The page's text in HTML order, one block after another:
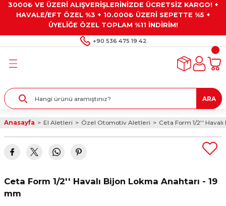
3000₺ VE ÜZERİ ALIŞVERİŞLERİNİZDE ÜCRETSİZ KARGO! +
HAVALE/EFT ÖZEL %3 + 10.000₺ ÜZERİ SEPETTE %5 +
ÜYELİĞE ÖZEL TOPLAM %11 İNDİRİM!
+90 536 475 19 42
Geri Dön
Geri Dön
Geri Dön
Gresler
Geri Dön
Alet Setleri
Geri Dön
Taşları ve
ARA
Anasayfa El Aletleri Özel Otomotiv Aletleri Ceta Form 1/2''
Ceta Form 1/2'' Havalı Bijon Lokma Anahtarı - 19
mm